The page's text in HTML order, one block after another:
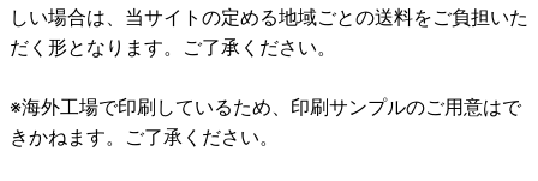
しい場合は、当サイトの定める地域ごとの送料をご負担いた
だく形となります。ご了承ください。
※海外工場で印刷しているため、印刷サンプルのご用意はで
きかねます。ご了承ください。